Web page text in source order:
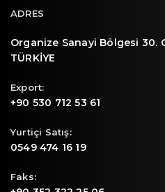
ADRES
Organize Sanayi Bölgesi 30.
TÜRKİYE
Export:
+90 530 712 53 61
Yurtiçi Satış:
0549 474 16 19
Faks: